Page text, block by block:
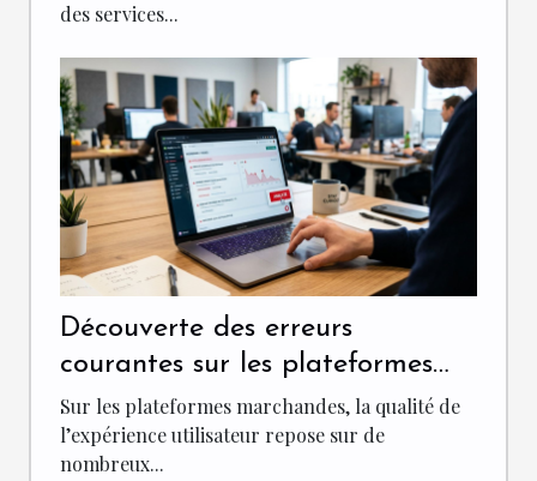
des services...
Découverte des erreurs
courantes sur les plateformes
marchandes avec une analyse
en un clic
Sur les plateformes marchandes, la qualité de
l’expérience utilisateur repose sur de
nombreux...